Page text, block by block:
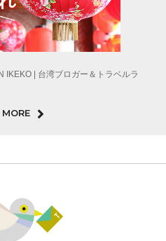
IKEKO | 台湾ブロガー＆トラベルラ